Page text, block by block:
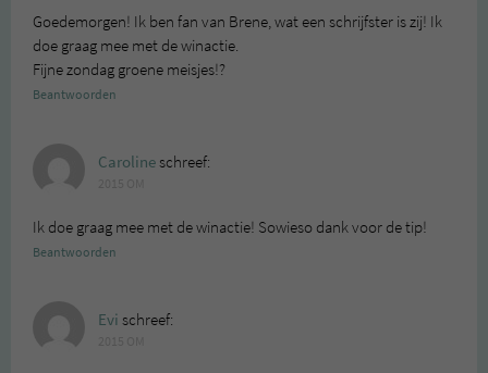
Goedemorgen! Ik ben fan van Brene, wat een schrijfster is zij! Ik
doe graag mee met de winactie.
Fijne zondag groene meisjes!?
Beantwoorden
Carolineschreef:
Ik doe graag mee met de winactie! Sowieso dank voor de tip!
Beantwoorden
Evi schreef: